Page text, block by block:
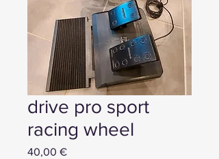
drive pro sport
racing wheel
40,00 €Prix